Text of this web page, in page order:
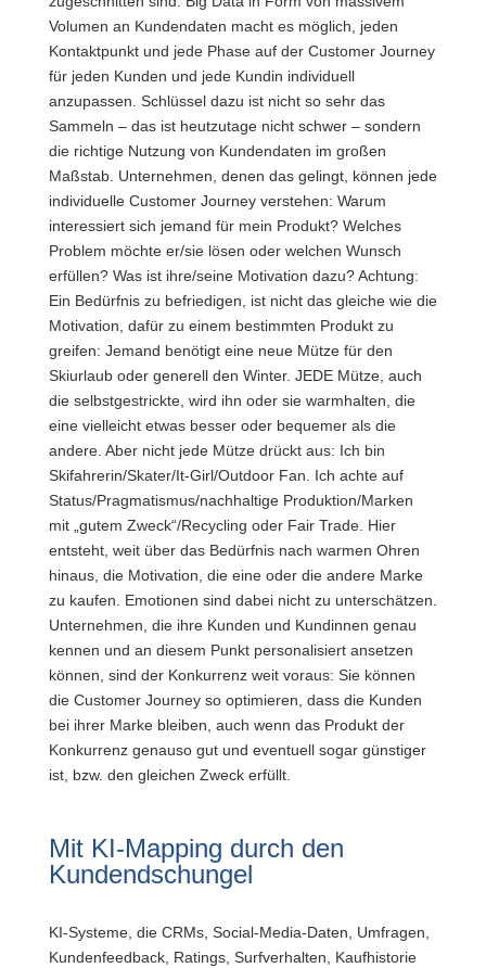
Volumen an Kundendaten macht es möglich, jeden
Kontaktpunkt und jede Phase auf der Customer Journey
für jeden Kunden und jede Kundin individuell
anzupassen. Schlüssel dazu ist nicht so sehr das
Sammeln – das ist heutzutage nicht schwer – sondern
die richtige Nutzung von Kundendaten im großen
Maßstab. Unternehmen, denen das gelingt, können jede
individuelle Customer Journey verstehen: Warum
interessiert sich jemand für mein Produkt? Welches
Problem möchte er/sie lösen oder welchen Wunsch
erfüllen? Was ist ihre/seine Motivation dazu? Achtung:
Ein Bedürfnis zu befriedigen, ist nicht das gleiche wie die
Motivation, dafür zu einem bestimmten Produkt zu
greifen: Jemand benötigt eine neue Mütze für den
Skiurlaub oder generell den Winter. JEDE Mütze, auch
die selbstgestrickte, wird ihn oder sie warmhalten, die
eine vielleicht etwas besser oder bequemer als die
andere. Aber nicht jede Mütze drückt aus: Ich bin
Skifahrerin/Skater/It-Girl/Outdoor Fan. Ich achte auf
Status/Pragmatismus/nachhaltige Produktion/Marken
mit „gutem Zweck“/Recycling oder Fair Trade. Hier
entsteht, weit über das Bedürfnis nach warmen Ohren
hinaus, die Motivation, die eine oder die andere Marke
zu kaufen. Emotionen sind dabei nicht zu unterschätzen.
Unternehmen, die ihre Kunden und Kundinnen genau
kennen und an diesem Punkt personalisiert ansetzen
können, sind der Konkurrenz weit voraus: Sie können
die Customer Journey so optimieren, dass die Kunden
bei ihrer Marke bleiben, auch wenn das Produkt der
Konkurrenz genauso gut und eventuell sogar günstiger
ist, bzw. den gleichen Zweck erfüllt.
Mit KI-Mapping durch den
Kundendschungel
KI-Systeme, die CRMs, Social-Media-Daten, Umfragen,
Kundenfeedback, Ratings, Surfverhalten, Kaufhistorie